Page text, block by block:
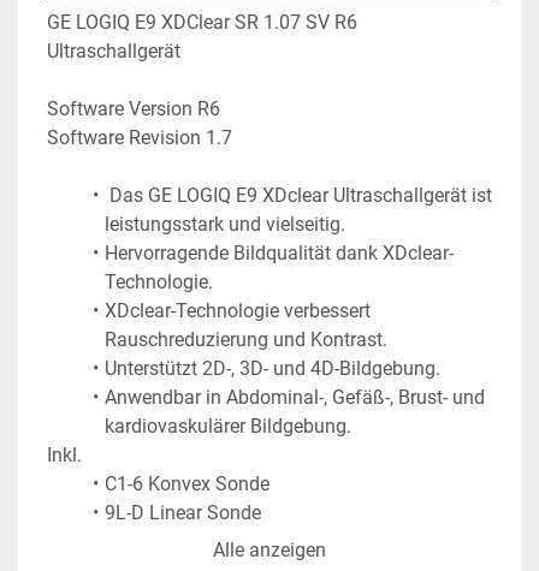
GE LOGIQ E9 XDClear SR 1.07 SV R6
Ultraschallgerät
Software Version R6
Software Revision 1.7
Das GE LOGIQ E9 XDclear Ultraschallgerät ist
leistungsstark und vielseitig.
Hervorragende Bildqualität dank XDclear-
Technologie.
XDclear-Technologie verbessert
Rauschreduzierung und Kontrast.
Unterstützt 2D-, 3D- und 4D-Bildgebung.
Anwendbar in Abdominal-, Gefäß-, Brust- und
kardiovaskulärer Bildgebung.
Inkl.
C1-6 Konvex Sonde
9L-D Linear Sonde
Es ist möglich, weitere Sonden zu bestellen
Alle anzeigen